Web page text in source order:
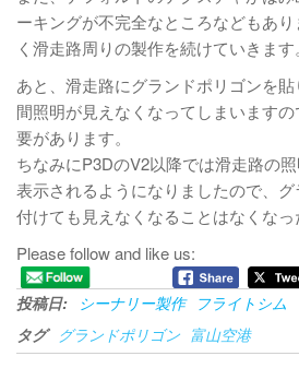
ーキングが不完全なところなどもあ
く滑走路周りの製作を続けていきます。
あと、滑走路にグランドポリゴンを
間照明が見えなくなってしまいます
要があります。
ちなみにP3DのV2以降では滑走路の
表示されるようになりましたので、
付けても見えなくなることはなくなっ
Please follow and like us:
投稿日: シーナリー製作 フライトシム
タグ グランドポリゴン 富山空港